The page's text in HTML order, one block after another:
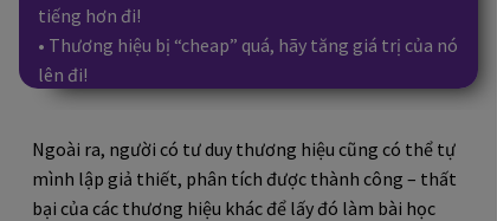
tiếng hơn đi!
• Thương hiệu bị “cheap” quá, hãy tăng giá trị của nó
lên đi!
Ngoài ra, người có tư duy thương hiệu cũng có thể tự
mình lập giả thiết, phân tích được thành công – thất
bại của các thương hiệu khác để lấy đó làm bài học